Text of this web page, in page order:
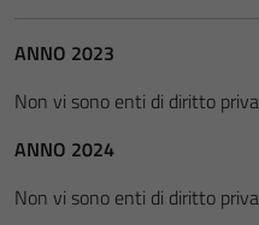
ANNO 2023
Non vi sono enti di diritto
ANNO 2024
Non vi sono enti di diritto